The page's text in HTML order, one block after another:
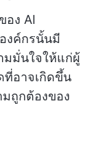
อง AI
งค์กรนั้นมี
มมั่นใจให้แก่ผู้
ที่อาจเกิดขึ้น
ถูกต้องของ